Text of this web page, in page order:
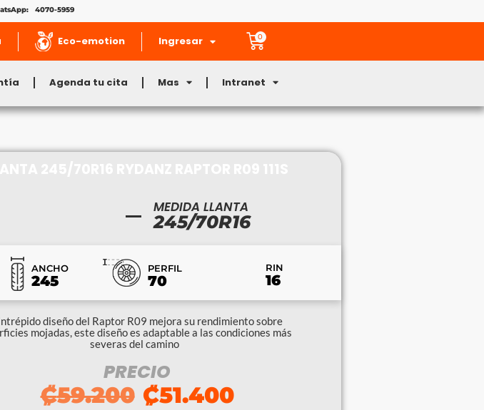
4070-5959
Eco-emotion Ingresar 0
Agenda tu cita Mas Intranet
MEDIDA LLANTA
245/70R16
ANCHO
245
PERFIL
70
RIN
16
diseño del Raptor R09 mejora su rendimiento sobre
mojadas, este diseño es adaptable a las condiciones más
severas del camino
PRECIO
₡59.200 ₡51.400